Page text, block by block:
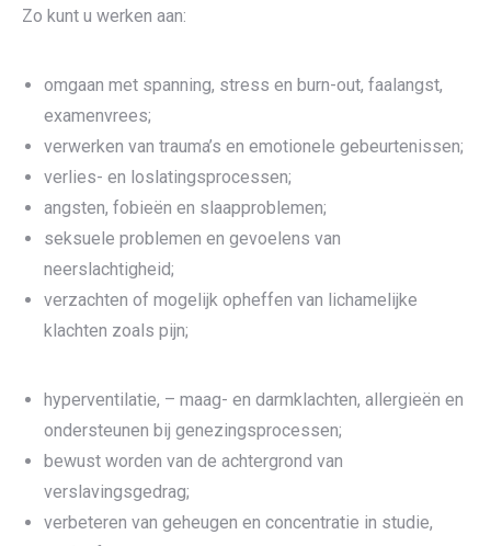
Zo kunt u werken aan:
omgaan met spanning, stress en burn-out, faalangst,
examenvrees;
verwerken van trauma’s en emotionele gebeurtenissen;
verlies- en loslatingsprocessen;
angsten, fobieën en slaapproblemen;
seksuele problemen en gevoelens van
neerslachtigheid;
verzachten of mogelijk opheffen van lichamelijke
klachten zoals pijn;
hyperventilatie, – maag- en darmklachten, allergieën en
ondersteunen bij genezingsprocessen;
bewust worden van de achtergrond van
verslavingsgedrag;
verbeteren van geheugen en concentratie in studie,